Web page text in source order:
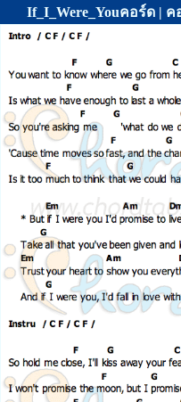
If_I_Were_Youคอร์ด | ค